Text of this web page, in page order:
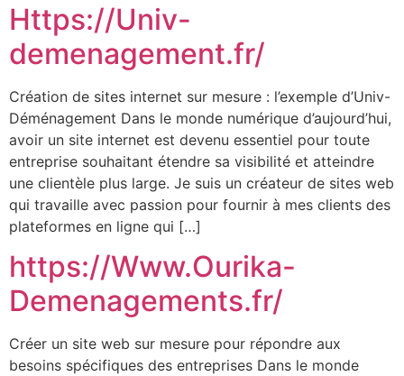
Https://Univ-
demenagement.fr/
Création de sites internet sur mesure : l’exemple d’Univ-
Déménagement Dans le monde numérique d’aujourd’hui,
avoir un site internet est devenu essentiel pour toute
entreprise souhaitant étendre sa visibilité et atteindre
une clientèle plus large. Je suis un créateur de sites web
qui travaille avec passion pour fournir à mes clients des
plateformes en ligne qui […]
https://Www.Ourika-
Demenagements.fr/
Créer un site web sur mesure pour répondre aux
besoins spécifiques des entreprises Dans le monde